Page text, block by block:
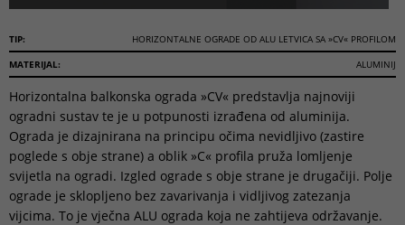
TIP:
HORIZONTALNE OGRADE OD ALU LETVICA SA »CV« PROFILOM
MATERIJAL:
ALUMINIJ
Horizontalna balkonska ograda »CV« predstavlja najnoviji
ogradni sustav te je u potpunosti izrađena od aluminija.
Ograda je dizajnirana na principu očima nevidljivo (zastire
poglede s obje strane) a oblik »C« profila pruža lomljenje
svijetla na ogradi. Izgled ograde s obje strane je drugačiji. Polje
ograde je sklopljeno bez zavarivanja i vidljivog zatezanja
vijcima. To je vječna ALU ograda koja ne zahtijeva održavanje.